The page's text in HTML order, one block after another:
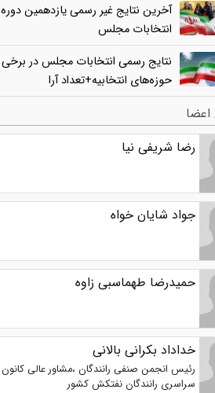
آخرین نتایج غیر رسمی یازدهمین دوره
انتخابات مجلس
نتایج رسمی انتخابات مجلس در برخی
حوزه‌های انتخابیه+تعداد آرا
رضا شریفی نیا
جواد شایان خواه
حمیدرضا طهماسبی زاوه
خداداد بکرانی بالانی
رئیس انجمن صنفی رانندگان ،مشاور عالی کانون
سراسری رانندگان نفتکش کشور